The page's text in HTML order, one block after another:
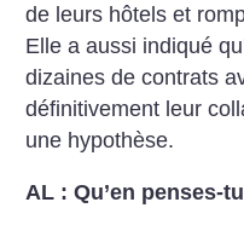
de leurs hôtels et
Elle a aussi indiqué
dizaines de contrats
définitivement leur
une hypothèse.
AL : Qu’en penses-tu